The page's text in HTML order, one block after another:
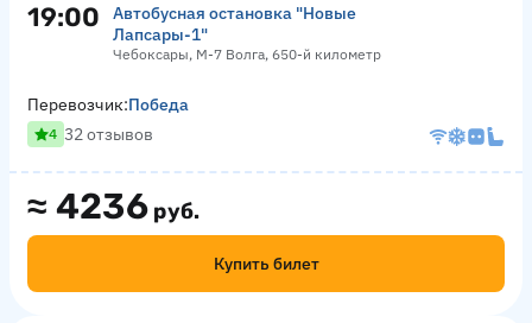
19:00
Автобусная остановка "Новые
Лапсары-1"
Чебоксары, М-7 Волга, 650-й километр
≈ 4236 руб.
Купить билет
Перевозчик:Победа
4 32 отзывов